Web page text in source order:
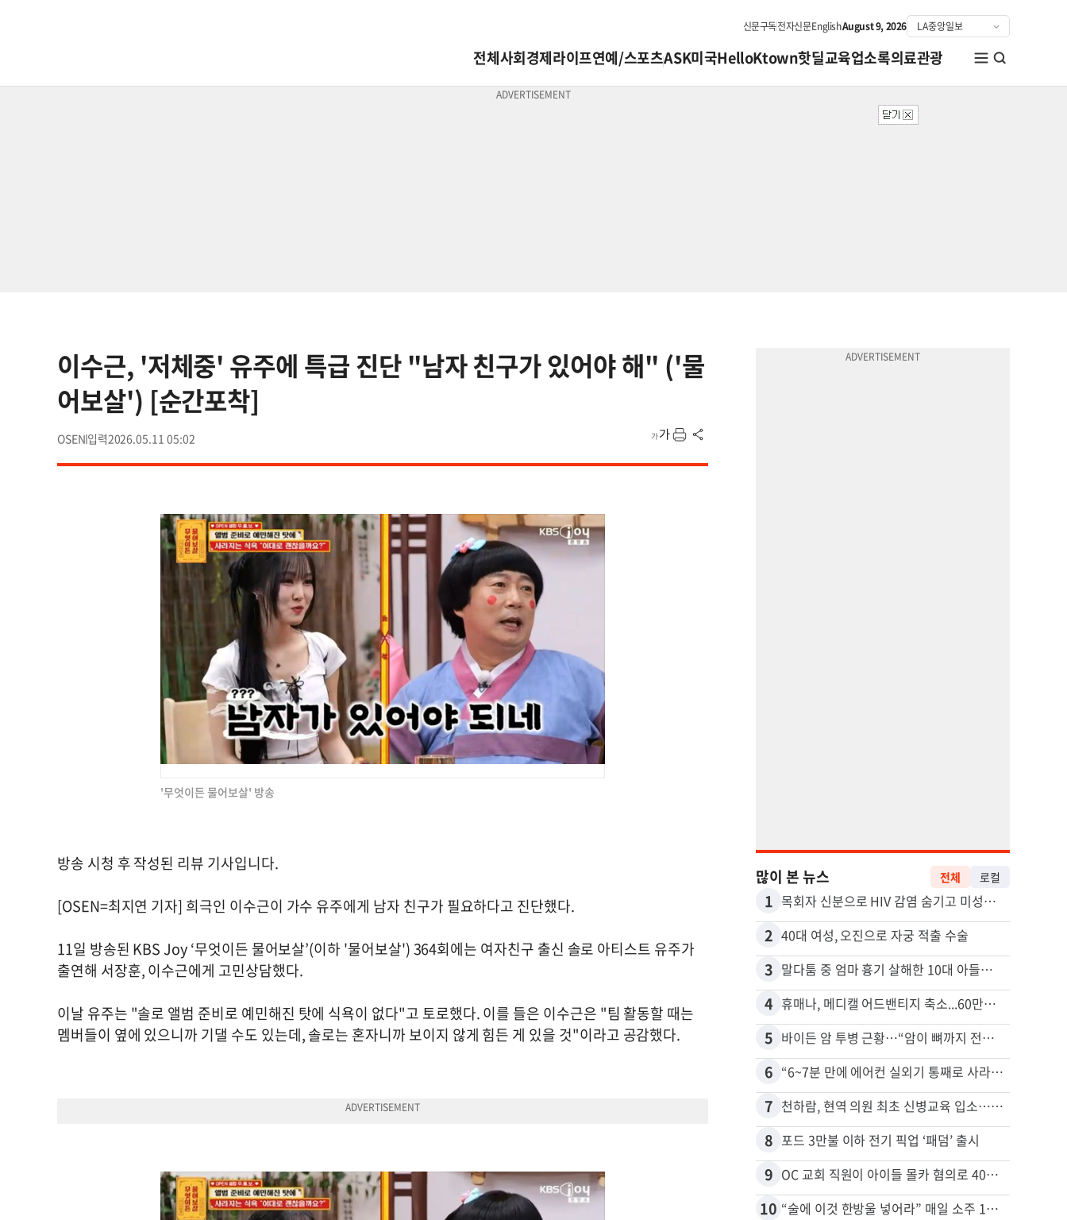
신문구독전자신문EnglishAugust 9, 2026
전체사회경제라이프연예/스포츠ASK미국HelloKtown핫딜교육업소록의료관광
이수근, '저체중' 유주에 특급 진단 "남자 친구가 있어야 해" ('물
어보살') [순간포착]
OSEN 2026.05.11 05:02
'무엇이든 물어보살' 방송
방송 시청 후 작성된 리뷰 기사입니다.
[OSEN=최지연 기자] 희극인 이수근이 가수 유주에게 남자 친구가 필요하다고 진단했다.
11일 방송된 KBS Joy ‘무엇이든 물어보살’(이하 '물어보살') 364회에는 여자친구 출신 솔로 아티스트 유주가
출연해 서장훈, 이수근에게 고민상담했다.
이날 유주는 "솔로 앨범 준비로 예민해진 탓에 식욕이 없다"고 토로했다. 이를 들은 이수근은 "팀 활동할 때는
멤버들이 옆에 있으니까 기댈 수도 있는데, 솔로는 혼자니까 보이지 않게 힘든 게 있을 것"이라고 공감했다.
많이 본 뉴스 전체 로컬
1 목회자 신분으로 HIV 감염 숨기고 미성년자와 성관계
2 40대 여성, 오진으로 자궁 적출 수술
3 말다툼 중 엄마 흉기 살해한 10대 아들…범행 직후 한 짓 충격
4 휴매나, 메디캘 어드밴티지 축소...60만명 플랜 상실 위기
5 바이든 암 투병 근황…“암이 뼈까지 전이, 고통스럽게 투병 중”
6 “6~7분 만에 에어컨 실외기 통째로 사라졌다” 애틀랜타서 실외기 도난 급증
7 천하람, 현역 의원 최초 신병교육 입소…논산서 2박3일 생활
8 포드 3만불 이하 전기 픽업 ‘패덤’ 출시
9 OC 교회 직원이 아이들 몰카 혐의로 40년형
10 “술에 이것 한방울 넣어라” 매일 소주 1병 까는 91세의 철칙